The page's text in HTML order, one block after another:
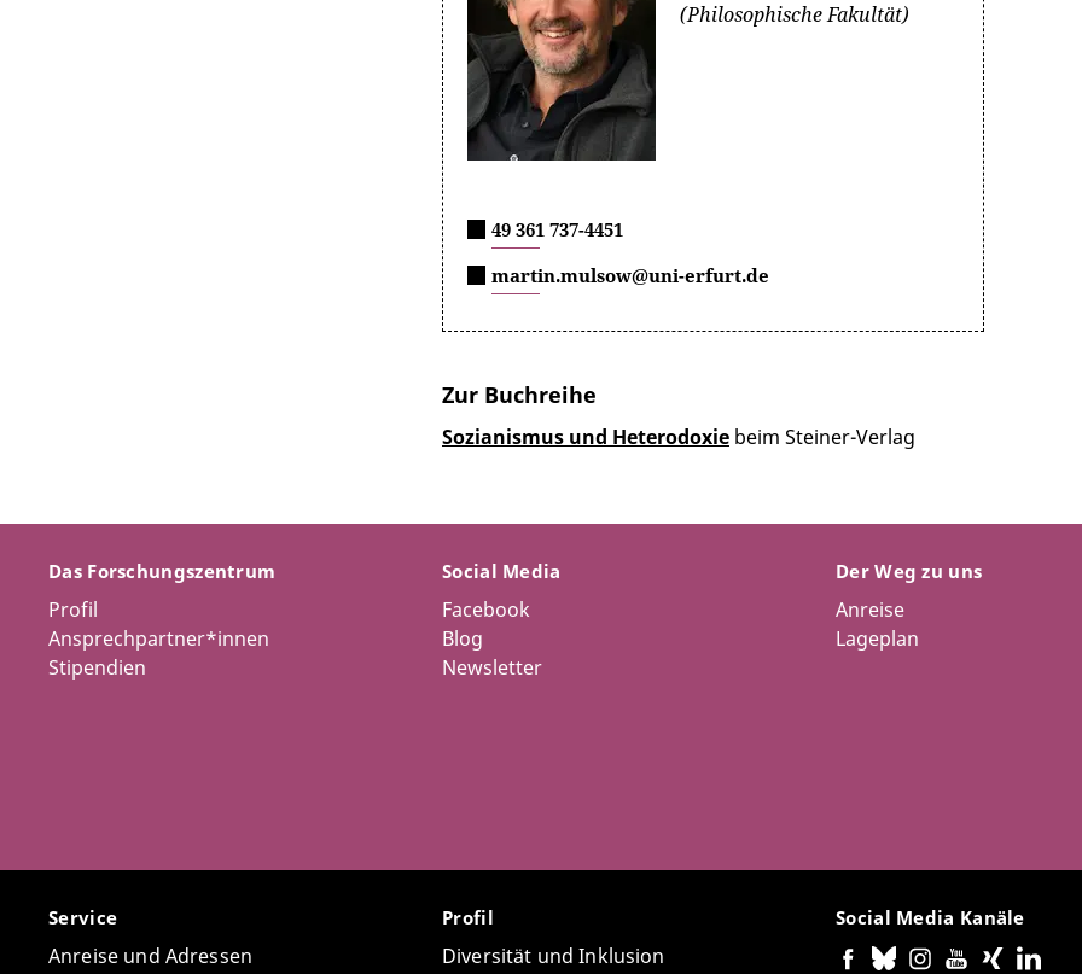
(Philosophische Fakultät)
49 361 737-4451
martin.mulsow@uni-erfurt.de
Zur Buchreihe
Sozianismus und Heterodoxie beim Steiner-Verlag
Das Forschungszentrum
Profil
Ansprechpartner*innen
Stipendien
Social Media
Facebook
Blog
Newsletter
Der Weg zu uns
Anreise
Lageplan
Service
Anreise und Adressen
Profil
Diversität und Inklusion
Social Media Kanäle